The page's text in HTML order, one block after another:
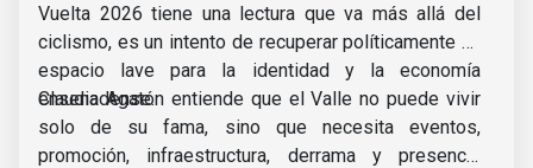
Vuelta 2026 tiene una lectura que va más allá del
ciclismo, es un intento de recuperar políticamente un
espacio lave para la identidad y la economía
ensenadense.
Claudia Agatón entiende que el Valle no puede vivir
solo de su fama, sino que necesita eventos,
promoción, infraestructura, derrama y presencia